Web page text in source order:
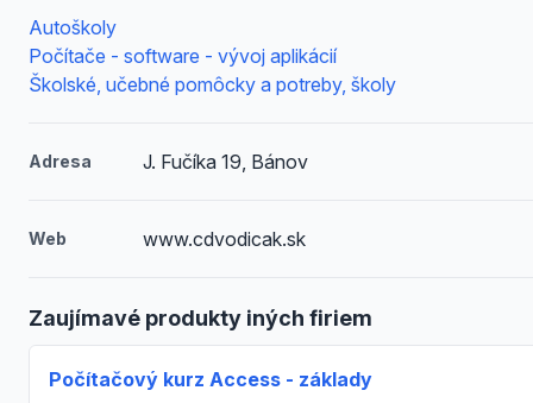
Autoškoly
Počítače - software - vývoj aplikácií
Školské, učebné pomôcky a potreby, školy
Adresa J. Fučíka 19, Bánov
Web www.cdvodicak.sk
Zaujímavé produkty iných firiem
Počítačový kurz Access - základy